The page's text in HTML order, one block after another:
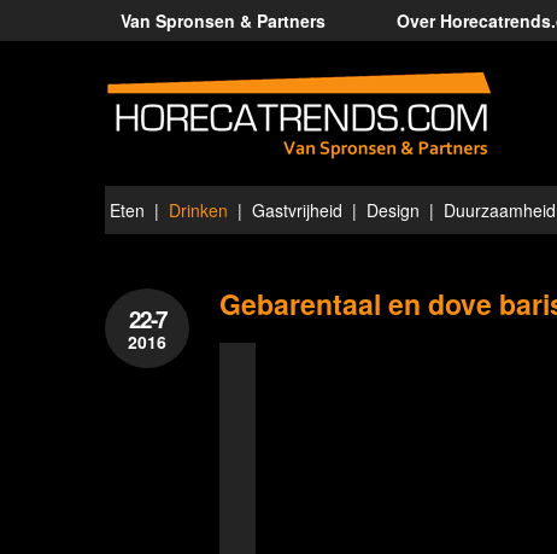
Van Spronsen & Partners Over
Eten Drinken Gastvrijheid Design Duurzaamheid
22-7
2016
Gebarentaal en dove